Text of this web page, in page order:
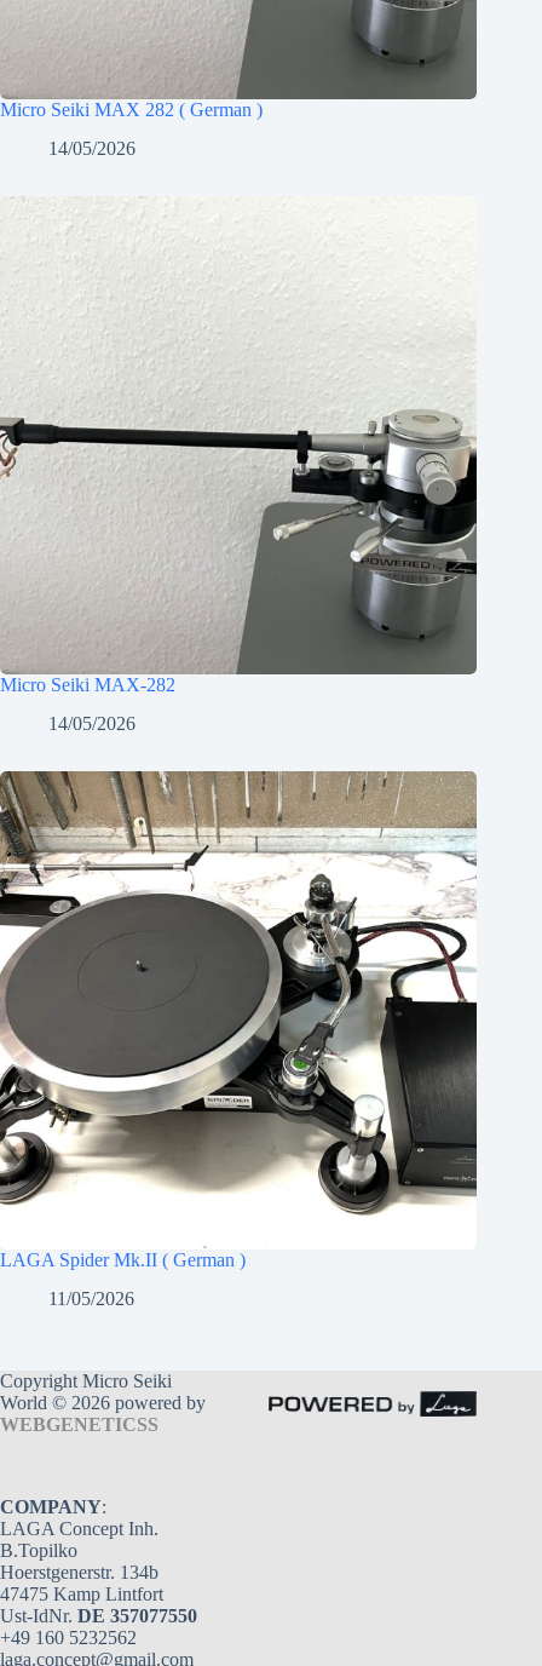
Micro Seiki MAX 282 ( German )
14/05/2026
Micro Seiki MAX-282
14/05/2026
LAGA Spider Mk.II ( German )
11/05/2026
Copyright Micro Seiki
World © 2026 powered by
WEBGENETICSS
COMPANY:
LAGA Concept Inh.
B.Topilko
Hoerstgenerstr. 134b
47475 Kamp Lintfort
Ust-IdNr. DE 357077550
+49 160 5232562
laga.concept@gmail.com